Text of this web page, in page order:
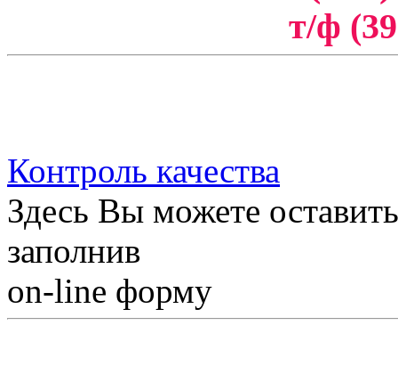
т/ф
Контроль качества
Здесь Вы можете
заполнив
on-line форму